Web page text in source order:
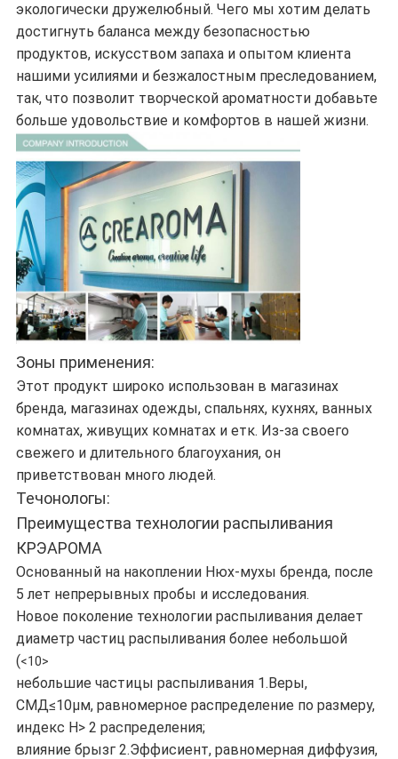
экологически дружелюбный. Чего мы хотим делать
достигнуть баланса между безопасностью
продуктов, искусством запаха и опытом клиента
нашими усилиями и безжалостным преследованием,
так, что позволит творческой ароматности добавьте
больше удовольствие и комфортов в нашей жизни.
Зоны применения:
Этот продукт широко использован в магазинах
бренда, магазинах одежды, спальнях, кухнях, ванных
комнатах, живущих комнатах и етк. Из-за своего
свежего и длительного благоухания, он
приветствован много людей.
Течонологы:
Преимущества технологии распыливания
КРЭАРОМА
Основанный на накоплении Нюх-мухы бренда, после
5 лет непрерывных пробы и исследования.
Новое поколение технологии распыливания делает
диаметр частиц распыливания более небольшой
(<10>
небольшие частицы распыливания 1.Веры,
СМД≤10μм, равномерное распределение по размеру,
индекс Н> 2 распределения;
влияние брызг 2.Эффисиент, равномерная диффузия,